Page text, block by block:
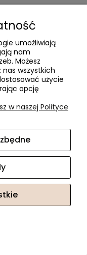
Cr. L-64
umożliwiają
nam
Możesz
wszystkich
użycie
opcję
w naszej Polityce